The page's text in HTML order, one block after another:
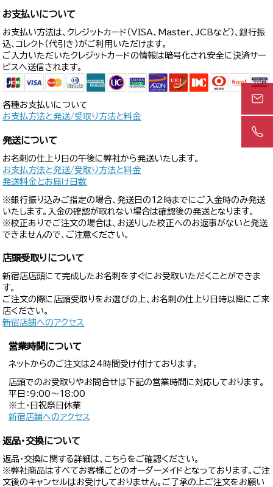
お支払いについて
お支払い方法は、クレジットカード（VISA、Master、JCBなど）、銀行振
込、コレクト（代引き）がご利用いただけます。
ご入力いただいたクレジットカードの情報は暗号化され安全に決済サー
ビスへ送信されます。
各種お支払いについて
お支払方法と発送/受取り方法と料金
発送について
お名刺の仕上り日の午後に弊社から発送いたします。
お支払方法と発送/受取り方法と料金
発送料金とお届け日数
※銀行振り込みご指定の場合、発送日の12時までにご入金時のみ発送
いたします。入金の確認が取れない場合は確認後の発送となります。
※校正ありでご注文の場合は、お送りした校正へのお返事がないと発送
できませんので、ご注意ください。
店頭受取りについて
新宿店店頭にて完成したお名刺をすぐにお受取いただくことができま
す。
ご注文の際に店頭受取りをお選びの上、お名刺の仕上り日時以降にご来
店ください。
新宿店舗へのアクセス
営業時間について
ネットからのご注文は24時間受け付けております。
店頭でのお受取りやお問合せは下記の営業時間に対応しております。
平日：9:00〜18:00
※土・日祝祭日休業
新宿店舗へのアクセス
返品・交換について
返品・交換に関する詳細は、こちらをご確認ください。
※弊社商品はすべてお客様ごとのオーダーメイドとなっております。ご注
文後のキャンセルはお受けしておりません。ご了承の上ご注文をお願い